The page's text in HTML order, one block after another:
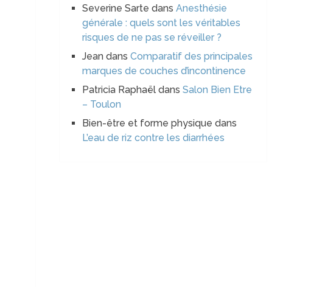
Severine Sarte dansAnesthésie
générale : quels sont les véritables
risques de ne pas se réveiller ?
Jean dansComparatif des principales
marques de couches d’incontinence
Patricia Raphaël dansSalon Bien Etre
– Toulon
Bien-être et forme physique dans
L’eau de riz contre les diarrhées